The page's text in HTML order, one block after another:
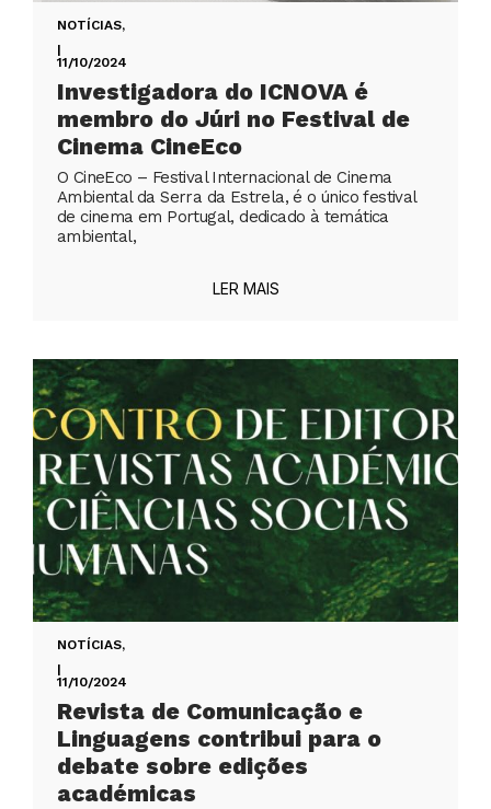
NOTÍCIAS,
|
11/10/2024
Investigadora do ICNOVA é
membro do Júri no Festival de
Cinema CineEco
O CineEco – Festival Internacional de Cinema
Ambiental da Serra da Estrela, é o único festival
de cinema em Portugal, dedicado à temática
ambiental,
LER MAIS
NOTÍCIAS,
|
11/10/2024
Revista de Comunicação e
Linguagens contribui para o
debate sobre edições
académicas